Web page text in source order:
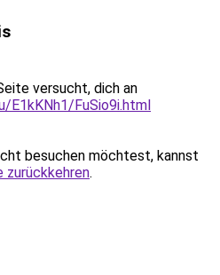
versucht, dich an
FuSio9i.html
besuchen möchtest, kannst
zurückkehren.